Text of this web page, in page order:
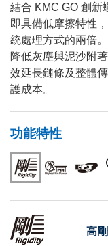
結合 KMC GO 創新
即具備低摩擦特性
統處理方式的兩倍
降低灰塵與泥沙附
效延長鏈條及整體
護成本。
功能特性
高